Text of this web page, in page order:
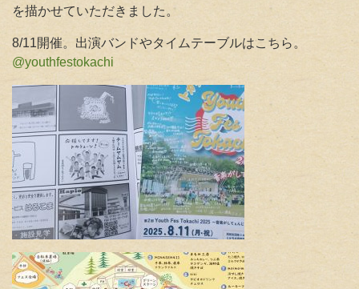
を描かせていただきました。
8/11開催。出演バンドやタイムテーブルはこちら。
@youthfestokachi